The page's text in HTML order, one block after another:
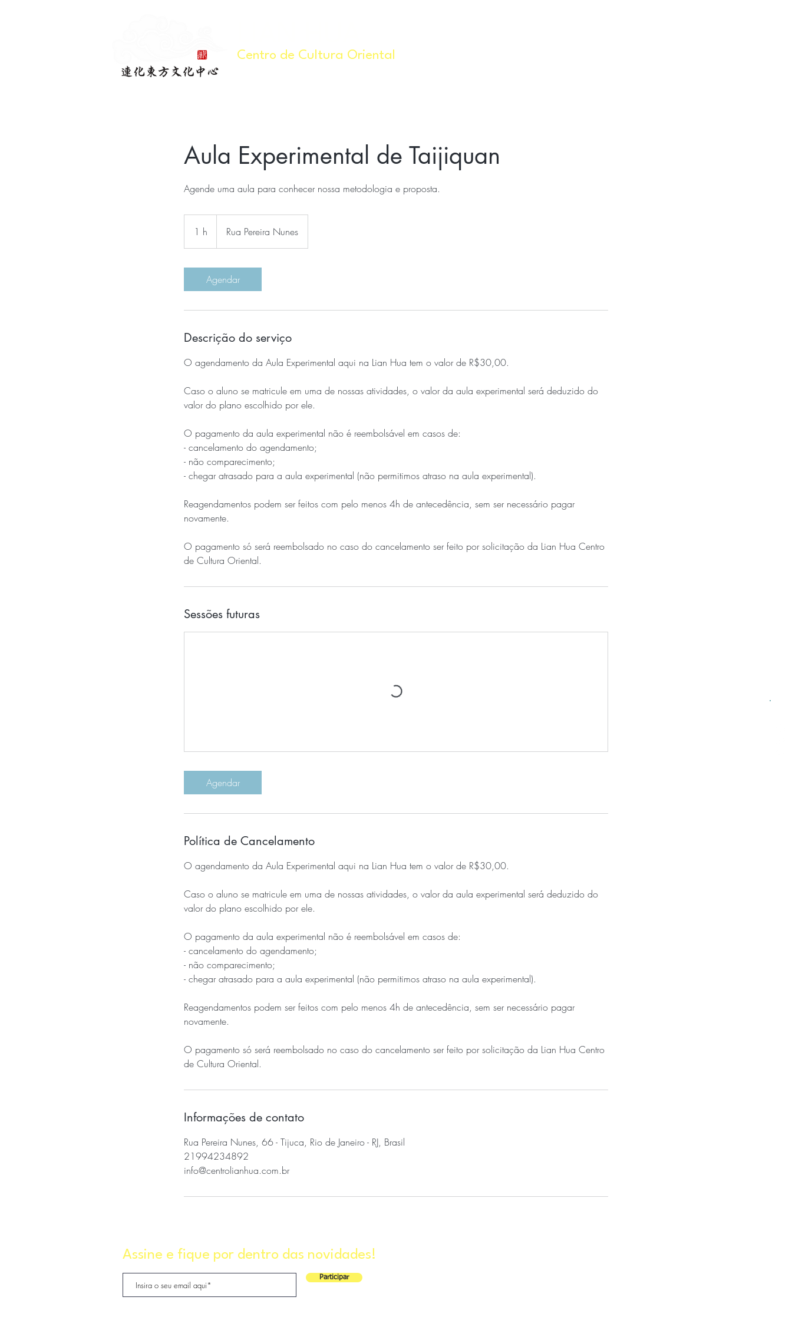
Centro de Cultura Oriental
Aula Experimental de Taijiquan
Agende uma aula para conhecer nossa metodologia e proposta.
1 h Rua Pereira Nunes
Agendar
Descrição do serviço
O agendamento da Aula Experimental aqui na Lian Hua tem o valor de R$30,00.
Caso o aluno se matricule em uma de nossas atividades, o valor da aula experimental será deduzido do
valor do plano escolhido por ele.
O pagamento da aula experimental não é reembolsável em casos de:
- cancelamento do agendamento;
- não comparecimento;
- chegar atrasado para a aula experimental (não permitimos atraso na aula experimental).
Reagendamentos podem ser feitos com pelo menos 4h de antecedência, sem ser necessário pagar
novamente.
O pagamento só será reembolsado no caso do cancelamento ser feito por solicitação da Lian Hua Centro
de Cultura Oriental.
Sessões futuras
Agendar
Política de Cancelamento
O agendamento da Aula Experimental aqui na Lian Hua tem o valor de R$30,00.
Caso o aluno se matricule em uma de nossas atividades, o valor da aula experimental será deduzido do
valor do plano escolhido por ele.
O pagamento da aula experimental não é reembolsável em casos de:
- cancelamento do agendamento;
- não comparecimento;
- chegar atrasado para a aula experimental (não permitimos atraso na aula experimental).
Reagendamentos podem ser feitos com pelo menos 4h de antecedência, sem ser necessário pagar
novamente.
O pagamento só será reembolsado no caso do cancelamento ser feito por solicitação da Lian Hua Centro
de Cultura Oriental.
Informações de contato
Rua Pereira Nunes, 66 - Tijuca, Rio de Janeiro - RJ, Brasil
21994234892
info@centrolianhua.com.br
Assine e fique por dentro das novidades!
Participar